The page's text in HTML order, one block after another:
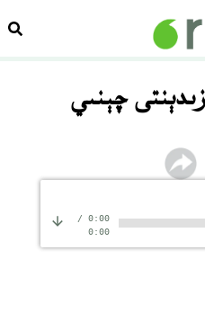
چېنىي
0:00
/
0:00